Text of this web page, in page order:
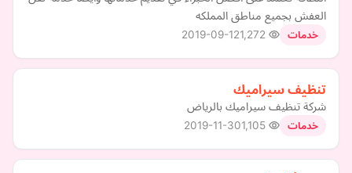
العفش بجميع مناطق المملكه
خدمات 2019-09-12
تنظيف سيراميك
شركة تنظيف سيراميك بالرياض
خدمات 2019-11-30